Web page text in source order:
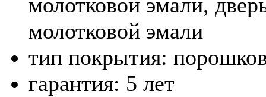
молотковой эмали
тип покрытия:
гарантия: 5 лет